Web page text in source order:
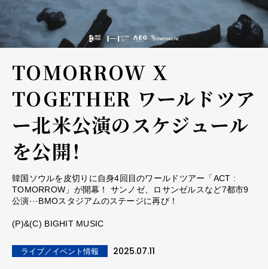
TOMORROW X
TOGETHER ワールドツア
ー北米公演のスケジュール
を公開！
韓国ソウルを皮切りに自身4回目のワールドツアー「ACT :
TOMORROW」が開幕！ サンノゼ、ロサンゼルスなど7都市9
公演···BMOスタジアムのステージに再び！
(P)&(C) BIGHIT MUSIC
ライブ／イベント情報 2025.07.11